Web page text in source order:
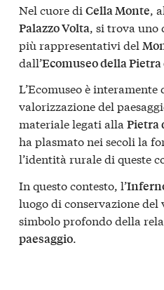
Nel cuore di Cella Monte,
Palazzo Volta, si trova
più rappresentativi del
dall’Ecomuseo della
L’Ecomuseo è interamente
valorizzazione del
materiale legati alla Pietra
ha plasmato nei secoli la
l’identità rurale di queste
In questo contesto, l’
luogo di conservazione del
simbolo profondo della
paesaggio.